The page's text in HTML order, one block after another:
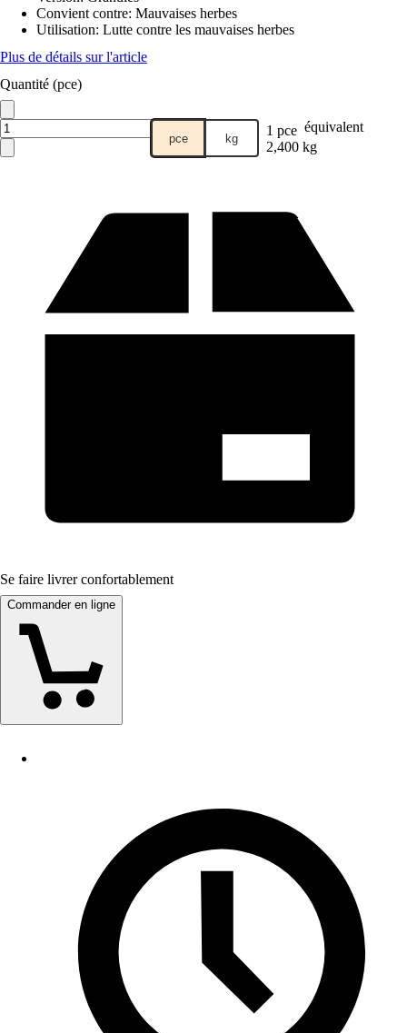
Convient contre: Mauvaises herbes
Utilisation: Lutte contre les mauvaises herbes
Plus de détails sur l'article
Quantité (pce)
pce kg 1 pce équivalent
2,400 kg
Se faire livrer confortablement
Commander en ligne